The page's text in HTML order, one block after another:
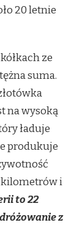
20 letnie
ze
suma.
na wysoką
ładuje
produkuje
kilometrów i
to 22
z